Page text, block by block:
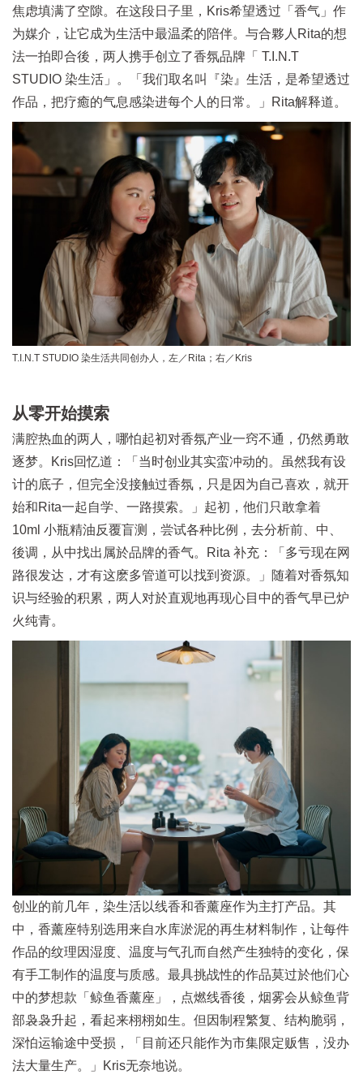
焦虑填满了空隙。在这段日子里，Kris希望透过「香气」作
为媒介，让它成为生活中最温柔的陪伴。与合夥人Rita的想
法一拍即合後，两人携手创立了香氛品牌「 T.I.N.T
STUDIO 染生活」。「我们取名叫『染』生活，是希望透过
作品，把疗癒的气息感染进每个人的日常。」Rita解释道。
T.I.N.T STUDIO 染生活共同创办人，左／Rita；右／Kris
从零开始摸索
满腔热血的两人，哪怕起初对香氛产业一窍不通，仍然勇敢
逐梦。Kris回忆道：「当时创业其实蛮冲动的。虽然我有设
计的底子，但完全没接触过香氛，只是因为自己喜欢，就开
始和Rita一起自学、一路摸索。」起初，他们只敢拿着
10ml 小瓶精油反覆盲测，尝试各种比例，去分析前、中、
後调，从中找出属於品牌的香气。Rita 补充：「多亏现在网
路很发达，才有这麽多管道可以找到资源。」随着对香氛知
识与经验的积累，两人对於直观地再现心目中的香气早已炉
火纯青。
创业的前几年，染生活以线香和香薰座作为主打产品。其
中，香薰座特别选用来自水库淤泥的再生材料制作，让每件
作品的纹理因湿度、温度与气孔而自然产生独特的变化，保
有手工制作的温度与质感。最具挑战性的作品莫过於他们心
中的梦想款「鲸鱼香薰座」，点燃线香後，烟雾会从鲸鱼背
部袅袅升起，看起来栩栩如生。但因制程繁复、结构脆弱，
深怕运输途中受损，「目前还只能作为市集限定贩售，没办
法大量生产。」Kris无奈地说。